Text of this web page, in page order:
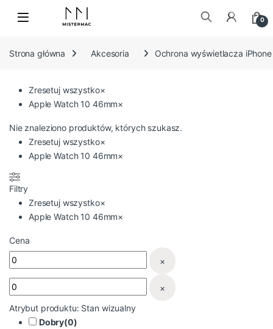
Skip to navigation
0
Strona główna
Akcesoria Ochrona wyświetlacza iPhone
Zresetuj wszystko×
Apple Watch 10 46mm×
Nie znaleziono produktów, których szukasz.
Zresetuj wszystko×
Apple Watch 10 46mm×
Filtry
Zresetuj wszystko×
Apple Watch 10 46mm×
Cena
×
×
Atrybut produktu: Stan wizualny
Dobry(0)